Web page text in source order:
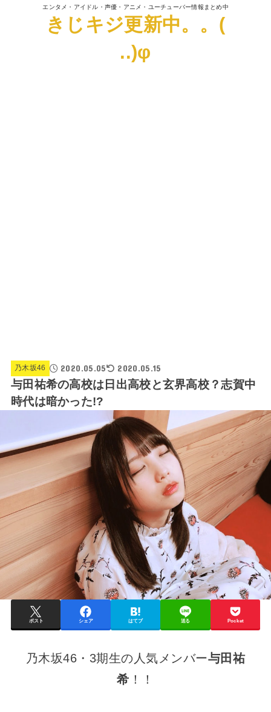
エンタメ・アイドル・声優・アニメ・ユーチューバー情報まとめ中
きじキジ更新中。。(
..)φ
乃木坂46 2020.05.05 2020.05.15
与田祐希の高校は日出高校と玄界高校？志賀中
時代は暗かった!?
ポスト シェア はてブ 送る Pocket
乃木坂46・3期生の人気メンバー与田祐
希 ！！